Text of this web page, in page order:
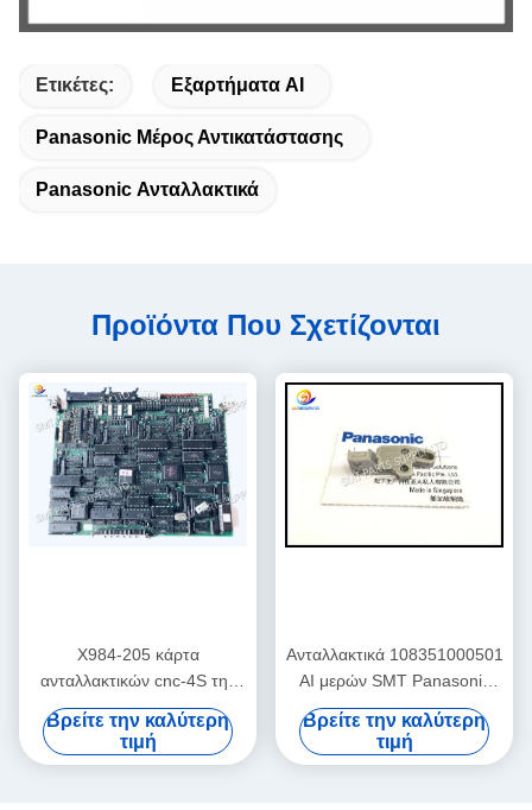
Ετικέτες: Εξαρτήματα AI
Panasonic Μέρος Αντικατάστασης
Panasonic Ανταλλακτικά
Προϊόντα Που Σχετίζονται
X984-205 κάρτα
ανταλλακτικών cnc-4S της
Panasonic AI αρχικό νέο/
χρησιμοποιημένο RH2 RH3
RHU2
Βρείτε την καλύτερη
τιμή
Ανταλλακτικά 108351000501
AI μερών SMT Panasonic
ΦΡΑΓΜΌΣ 108351000401
Βρείτε την καλύτερη
τιμή